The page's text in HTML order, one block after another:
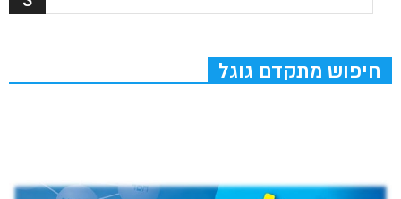
חיפוש מתקדם גוגל